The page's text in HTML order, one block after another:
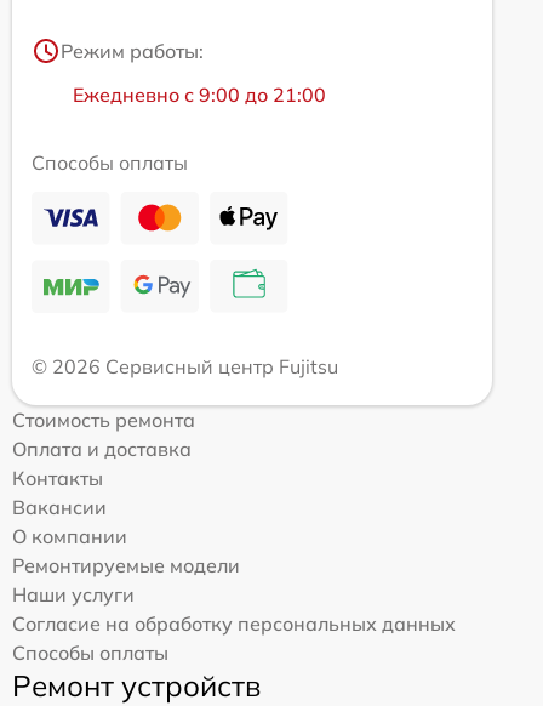
Режим работы:
Ежедневно с 9:00 до 21:00
Способы оплаты
© 2026 Сервисный центр Fujitsu
Стоимость ремонта
Оплата и доставка
Контакты
Вакансии
О компании
Ремонтируемые модели
Наши услуги
Согласие на обработку персональных данных
Способы оплаты
Ремонт устройств